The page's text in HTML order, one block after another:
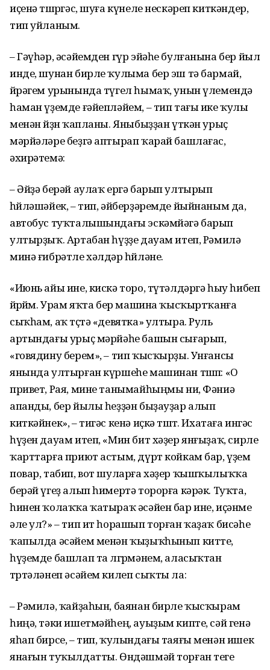
иҫенә төшөргәс, шуға күнеле нескәреп киткәндер,
тип уйланым.
– Гәүһәр, әсәйемден гүр эйәһе булғанына бер йыл
инде, шунан бирле ҡулыма бер эш тә бармай,
йөрәгем урынында түгел һымаҡ, унын үлемендә
һаман үҙемде ғәйепләйем, – тип тағы ике ҡулы
менән йөҙөн ҡапланы. Яныбыҙҙан үткән урыҫ
мәрйәләре беҙгә аптырап ҡарай башлағас,
әхирәтемә:
– Әйҙә берәй аулаҡ ергә барып ултырып
һөйләшәйек, – тип, әйберҙәремде йыйнаным да,
автобус туҡталышындағы эскәмйәгә барып
ултырҙыҡ. Артабан һүҙҙе дауам итеп, Рәмилә
минә ғибрәтле хәлдәр һөйләне.
«Июнь айы ине, кискә торо, түтәлдәргә һыу һибеп
йөрөйөм. Урам яҡта бер машина ҡысҡыртҡанға
сыҡһам, аҡ төҫтә «девятка» ултыра. Руль
артындағы урыҫ мәрйәһе башын сығарып,
«говядину берем», – тип ҡысҡырҙы. Унғансы
янында ултырған күршеһе машинан төшөп: «О
привет, Рая, мине танымайһыңмы ни, Фәниә
апанды, бер йылы һеҙҙән быҙауҙар алып
киткәйнек», – тигәс кенә иҫкә төштө. Ихатаға ингәс
һүҙен дауам итеп, «Мин бит хәҙер янғыҙаҡ, сирле
ҡарттарға приют астым, дүрт койкам бар, үҙем
повар, табип, вот шуларға хәҙер ҡышҡылыҡҡа
берәй үгеҙ алып һимертә торорға кәрәк. Туҡта,
һинен ҡолаҡҡа ҡатыраҡ әсәйен бар ине, иҫәнме
әле ул?» – тип ит һорашып торған ҡаҙаҡ бисәһе
ҡапылда әсәйем менән ҡыҙыҡһынып китте,
һүҙемде башлап та өлгөрмәнем, аласыҡтан
төртәләнеп әсәйем килеп сыҡты ла:
– Рәмилә, ҡайҙаһын, баянан бирле ҡысҡырам
һиңә, тәки ишетмәйһең, ауыҙым кипте, сәй генә
яһап бирсе, – тип, ҡулындағы таяғы менән ишек
янағын туҡылдатты. Өндәшмәй торған теге